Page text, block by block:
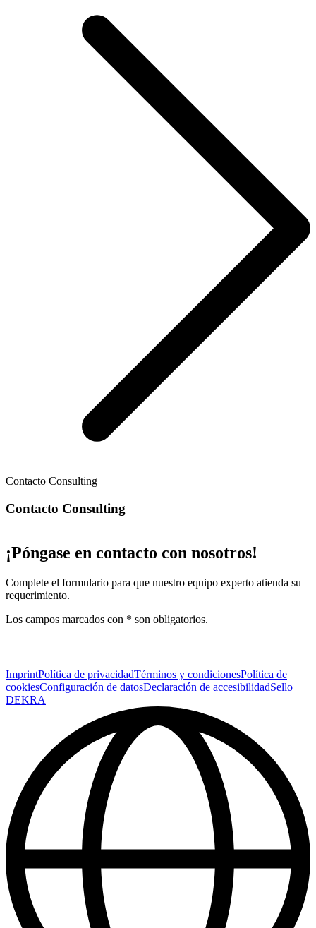
Contacto Consulting
Contacto Consulting
¡Póngase en contacto con nosotros!
Complete el formulario para que nuestro equipo experto atienda su
requerimiento.
Los campos marcados con * son obligatorios.
ImprintPolítica de privacidadTérminos y condicionesPolítica de
cookiesConfiguración de datosDeclaración de accesibilidadSello
DEKRA